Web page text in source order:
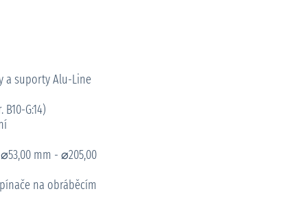
a suporty Alu-Line
G:14)
mm - ⌀205,00
na obráběcím